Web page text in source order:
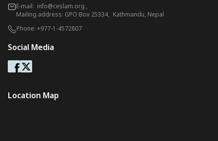
E-mail: info@ceslam.org ,
Mailing address: GPO Box 25334, Kathmandu, Nepal
Phone: +977-1-4572807
Social Media
Location Map